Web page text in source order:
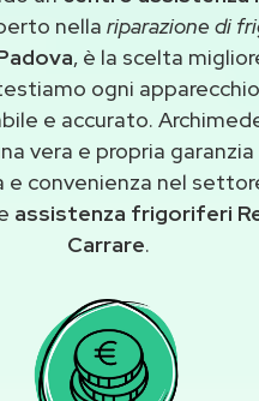
nella riparazione di
, è la scelta
ogni
e accurato.
vera e propria
convenienza nel
assistenza frigoriferi
Carrare.